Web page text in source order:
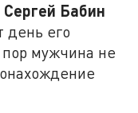
Сергей Бабин
день его
мужчина не